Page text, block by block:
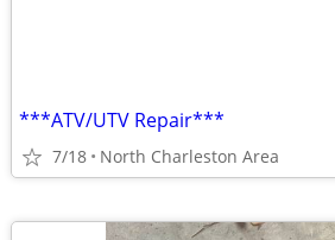
***ATV/UTV Repair***
7/18 North Charleston Area